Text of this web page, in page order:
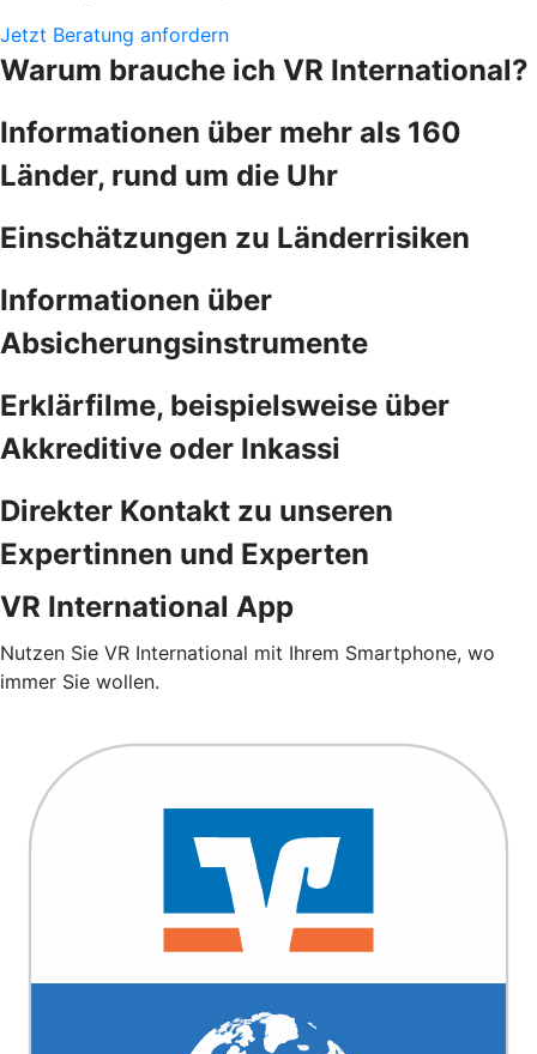
Jetzt Beratung anfordern
Warum brauche ich VR International?
Informationen über mehr als 160
Länder, rund um die Uhr
Einschätzungen zu Länderrisiken
Informationen über
Absicherungsinstrumente
Erklärfilme, beispielsweise über
Akkreditive oder Inkassi
Direkter Kontakt zu unseren
Expertinnen und Experten
VR International App
Nutzen Sie VR International mit Ihrem Smartphone, wo
immer Sie wollen.